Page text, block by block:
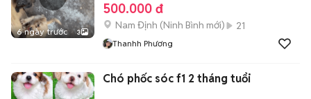
6 ngày trước 3
500.000 đ
Nam Định (Ninh Bình mới) 21
Thanhh Phương
Chó phốc sóc f1 2 tháng tuổi